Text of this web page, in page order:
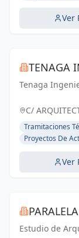
Ver
TENAGA
Tenaga
mejorar la
hasta g...
C/
MURCIA,
Tramitaciones
Proyectos De
Ver
Estudio de